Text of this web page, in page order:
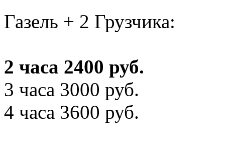
Газель + 2 Грузчика:
2 часа 2400 руб.
3 часа 3000 руб.
4 часа 3600 руб.